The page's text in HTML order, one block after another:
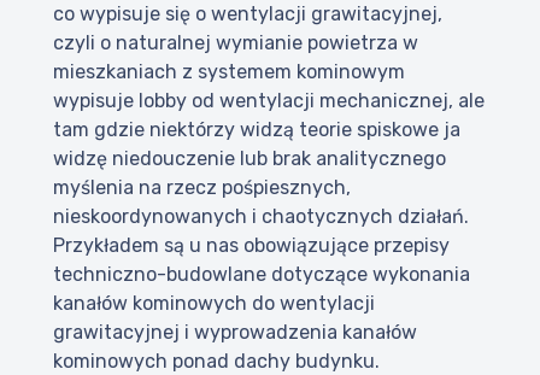
co wypisuje się o wentylacji grawitacyjnej,
czyli o naturalnej wymianie powietrza w
mieszkaniach z systemem kominowym
wypisuje lobby od wentylacji mechanicznej, ale
tam gdzie niektórzy widzą teorie spiskowe ja
widzę niedouczenie lub brak analitycznego
myślenia na rzecz pośpiesznych,
nieskoordynowanych i chaotycznych działań.
Przykładem są u nas obowiązujące przepisy
techniczno-budowlane dotyczące wykonania
kanałów kominowych do wentylacji
grawitacyjnej i wyprowadzenia kanałów
kominowych ponad dachy budynku.